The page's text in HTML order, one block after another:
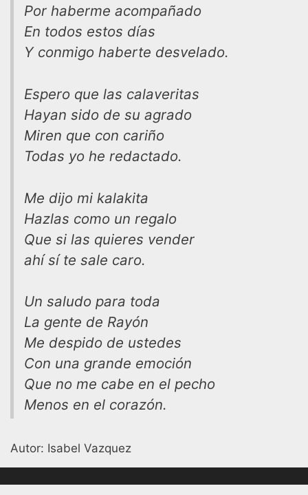
Por haberme acompañado
En todos estos días
Y conmigo haberte desvelado.
Espero que las calaveritas
Hayan sido de su agrado
Miren que con cariño
Todas yo he redactado.
Me dijo mi kalakita
Hazlas como un regalo
Que si las quieres vender
ahí sí te sale caro.
Un saludo para toda
La gente de Rayón
Me despido de ustedes
Con una grande emoción
Que no me cabe en el pecho
Menos en el corazón.
Autor: Isabel Vazquez